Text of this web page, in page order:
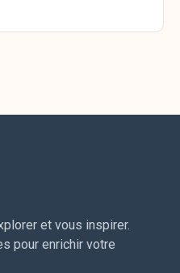
et vous inspirer.
pour enrichir votre